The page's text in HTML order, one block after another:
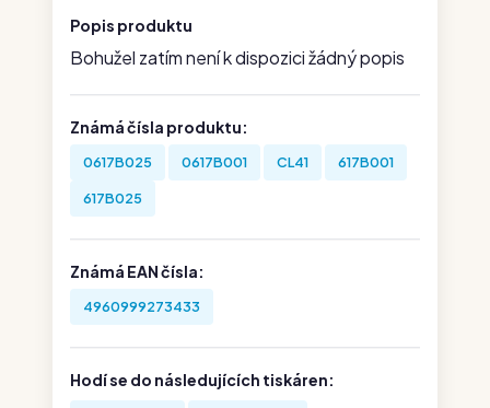
Popis produktu
Bohužel zatím není k dispozici žádný popis
Známá čísla produktu:
0617B025 0617B001 CL41 617B001
617B025
Známá EAN čísla:
4960999273433
Hodí se do následujících tiskáren: